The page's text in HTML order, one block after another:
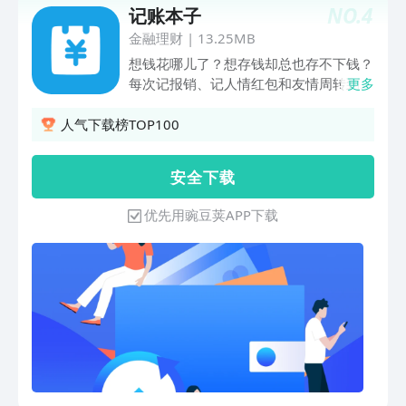
2、Al钉钉，简洁、高效、以人为本 【智
能办公就用 Al钉钉】 操作高效，视觉美
观：效率岛，智能判断当前最重要的信
息，一键触达。 沟通即业务：聚焦话
题，降噪沟通，通过AI分析让业务和知识
高效流转 AI办公小助理(DingTalk A1)：
要、行动待办、分析报告，还能同步AI表
格。提升效率，让工作更轻松 【协同创
作就用 文档AI】 智联万物，协作无阻：
支持在文档中插入表格、脑图、群聊、日
碎的工作信息在文档中有序呈现，团队即
时协同互动，无缝协作。 Al帮你创作，
灵感无限：创意构思、方案策划、信息整
理，Al帮你唤醒灵感一刻；丰富内容、改
写语气、润色文案，创作本就如此轻松。
【高效开会就用 会议AI】 自动匹配发言
人字幕：钉钉会议可精准定位多人会议中
的发言人，让观点碰撞清晰有序，同时实
NO.4
记账本子
金融理财| 13.25MB
想钱花哪儿了？想存钱却总也存不下钱？
每次记报销、记人情红包和友情周转到后
记账App，同时也是一款可以帮您养成记
目，操作简单便捷流畅。还有分类饼图分
析、流水折线图等，可以很方便的帮你做
财务分析。在满足你记账功能的同时，我
们不断追求便捷流畅的记账体验。
更多
人气下载榜TOP100
安 全 下 载
优先用豌豆荚APP下载